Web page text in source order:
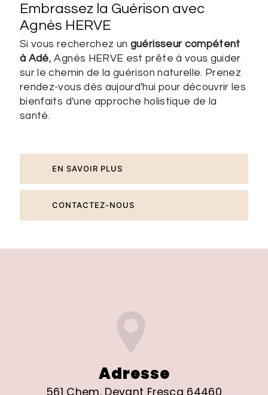
Embrassez la Guérison avec
Agnès HERVE
Si vous recherchez un guérisseur compétent
à Adé, Agnès HERVE est prête à vous guider
sur le chemin de la guérison naturelle. Prenez
rendez-vous dès aujourd'hui pour découvrir les
bienfaits d'une approche holistique de la
santé.
EN SAVOIR PLUS
CONTACTEZ-NOUS
Adresse
561 Chem. Devant Frescq 64460